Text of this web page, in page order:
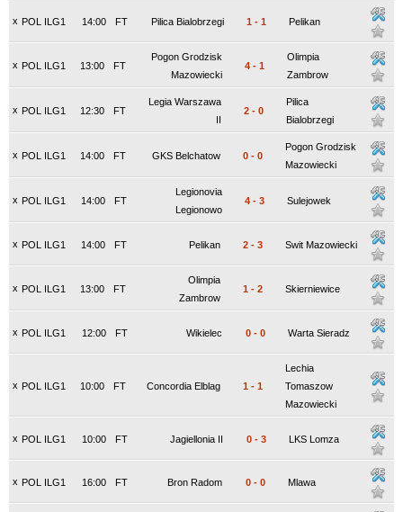
x POL ILG1 FT
14:00 Pilica Bialobrzegi 1 - 1 Pelikan
x POL ILG1 FT
13:00
Pogon Grodzisk
Mazowiecki
4 - 1
Olimpia
Zambrow
x POL ILG1 FT
12:30
Legia Warszawa
II
2 - 0
Pilica
Bialobrzegi
x POL ILG1 FT
14:00 GKS Belchatow 0 - 0
Pogon Grodzisk
Mazowiecki
x POL ILG1 FT
14:00
Legionovia
Legionowo
4 - 3 Sulejowek
x POL ILG1 FT
14:00 Pelikan 2 - 3 Swit Mazowiecki
x POL ILG1 FT
13:00
Olimpia
Zambrow
1 - 2 Skierniewice
x POL ILG1 FT
12:00 Wikielec 0 - 0 Warta Sieradz
x POL ILG1 FT
10:00 Concordia Elblag 1 - 1
Lechia
Tomaszow
Mazowiecki
x POL ILG1 FT
10:00 Jagiellonia II 0 - 3 LKS Lomza
x POL ILG1 FT
16:00 Bron Radom 0 - 0 Mlawa